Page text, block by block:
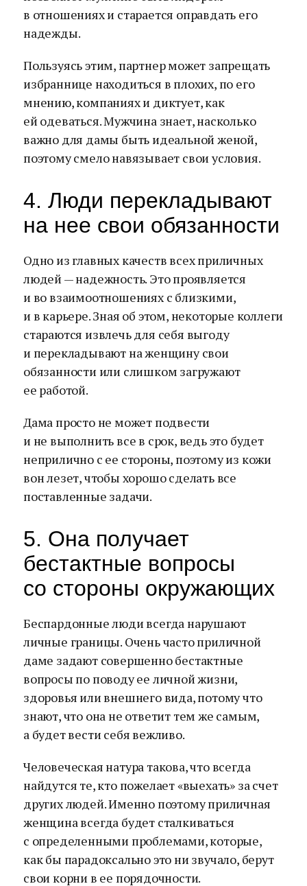
в отношениях и старается оправдать его
надежды.
Пользуясь этим, партнер может запрещать
избраннице находиться в плохих, по его
мнению, компаниях и диктует, как
ей одеваться. Мужчина знает, насколько
важно для дамы быть идеальной женой,
поэтому смело навязывает свои условия.
4. Люди перекладывают
на нее свои обязанности
Одно из главных качеств всех приличных
людей — надежность. Это проявляется
и во взаимоотношениях с близкими,
и в карьере. Зная об этом, некоторые коллеги
стараются извлечь для себя выгоду
и перекладывают на женщину свои
обязанности или слишком загружают
ее работой.
Дама просто не может подвести
и не выполнить все в срок, ведь это будет
неприлично с ее стороны, поэтому из кожи
вон лезет, чтобы хорошо сделать все
поставленные задачи.
5. Она получает
бестактные вопросы
со стороны окружающих
Беспардонные люди всегда нарушают
личные границы. Очень часто приличной
даме задают совершенно бестактные
вопросы по поводу ее личной жизни,
здоровья или внешнего вида, потому что
знают, что она не ответит тем же самым,
а будет вести себя вежливо.
Человеческая натура такова, что всегда
найдутся те, кто пожелает «выехать» за счет
других людей. Именно поэтому приличная
женщина всегда будет сталкиваться
с определенными проблемами, которые,
как бы парадоксально это ни звучало, берут
свои корни в ее порядочности.